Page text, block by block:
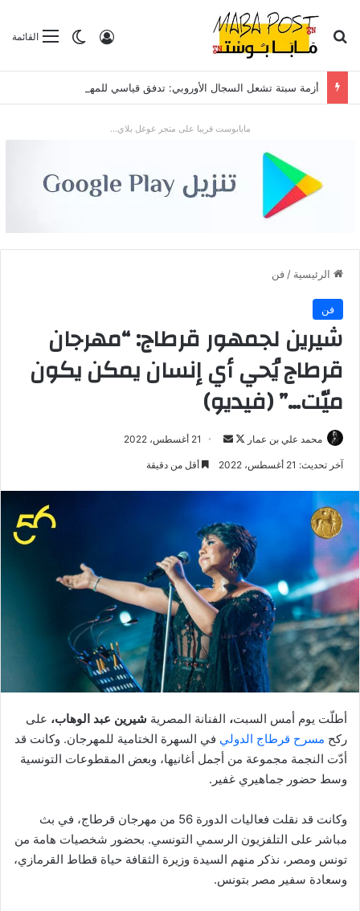
القائمةالوضع
تسجيل الدخول بحث عن
مابابوست قريبا على متجر غوغل بلاي...
الرئيسية / فن
فن
شيرين لجمهور قرطاج: “مهرجان
قرطاج يُحي أي إنسان يمكن يكون
ميّت…” (فيديو)
محمد علي بن عمار
تابعأرسل
بريدا
21 أغسطس، 2022
آخر تحديث: 21 أغسطس، 2022 أقل من دقيقة
أطلّت يوم أمس السبت، الفنانة المصرية شيرين عبد الوهاب، على
ركح مسرح قرطاج الدولي في السهرة الختامية للمهرجان. وكانت قد
أدّت النجمة مجموعة من أجمل أغانيها، وبعض المقطوعات التونسية
وسط حضور جماهيري غفير.
وكانت قد نقلت فعاليات الدورة 56 من مهرجان قرطاج، في بث
مباشر على التلفزيون الرسمي التونسي. بحضور شخصيات هامة من
تونس ومصر، نذكر منهم السيدة وزيرة الثقافة حياة قطاط القرمازي،
وسعادة سفير مصر بتونس.